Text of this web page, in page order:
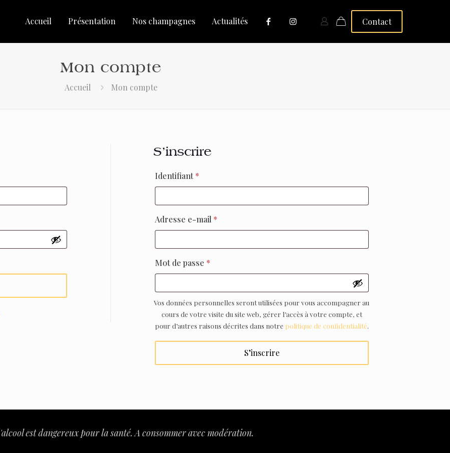
Accueil Présentation Nos champagnes Actualités Contact
Mon compte
Accueil Mon compte
S’inscrire
Identifiant*Obligatoire
Adresse e-mail *Obligatoire
Mot de passe *Obligatoire
Vos données personnelles seront utilisées pour vous accompagner au
cours de votre visite du site web, gérer l’accès à votre compte, et
pour d’autres raisons décrites dans notre politique de confidentialité.
S’inscrire
est dangereux pour la santé. A consommer avec modération.